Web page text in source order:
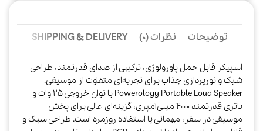
توضیحات نظرات (0) SHIPPING & DELIVERY
اسپیکر قابل حمل پاورولوژی، ترکیبی از صدای قدرتمند، طراحی
شیک و نورپردازی جذاب برای تجربه‌ای متفاوت از موسیقی.
Powerology Portable Loud Speaker با توان خروجی 25 وات و
باتری قدرتمند 4000 میلی‌آمپری، گزینه‌ای عالی برای پخش
موسیقی در سفر، مهمانی یا استفاده روزمره است. طراحی سبک و